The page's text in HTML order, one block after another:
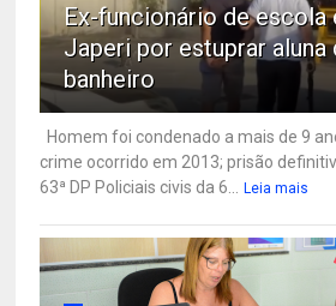
Ex-funcionário de escola
Japeri por estuprar aluna
banheiro
Homem foi condenado a mais de 9
crime ocorrido em 2013; prisão
63ª DP Policiais civis da 6...
Leia mais